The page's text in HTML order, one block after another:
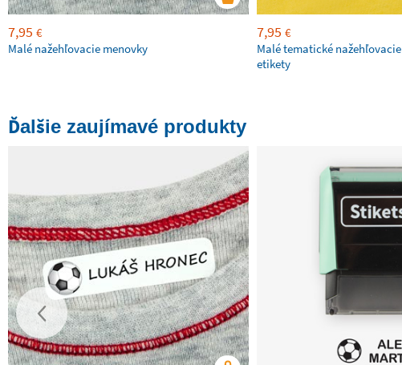
7,95 €
Malé nažehľovacie menovky
7,95 €
Malé tematické nažehľovacie
etikety
Ďalšie zaujímavé produkty